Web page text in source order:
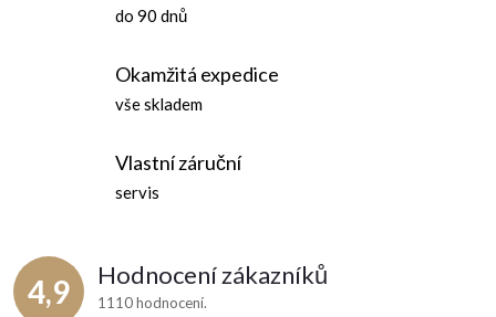
do 90 dnů
Okamžitá expedice
vše skladem
Vlastní záruční
servis
4,9 Hodnocení zákazníků
1110 hodnocení